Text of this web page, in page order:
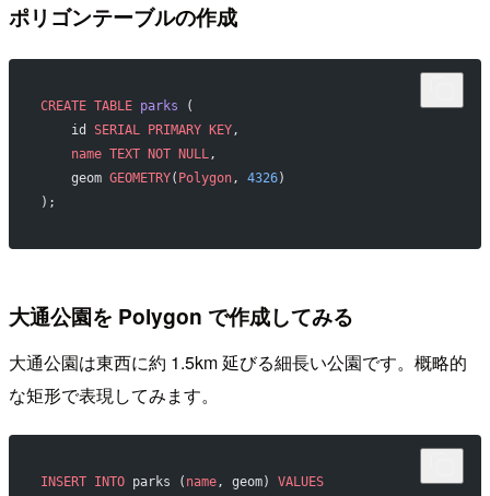
ポリゴンテーブルの作成
CREATE TABLE parks (
    id
SERIAL PRIMARY KEY,
    name
TEXT NOT NULL,
    geom
GEOMETRY( Polygon, 4326)
);
大通公園を Polygon で作成してみる
大通公園は東西に約 1.5km 延びる細長い公園です。概略的
な矩形で表現してみます。
INSERT INTO parks ( name, geom) VALUES